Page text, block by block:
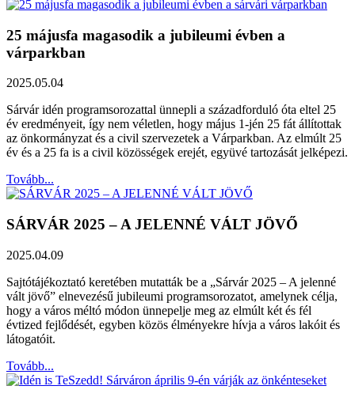
25 májusfa magasodik a jubileumi évben a
várparkban
2025.05.04
Sárvár idén programsorozattal ünnepli a századforduló óta eltel 25
év eredményeit, így nem véletlen, hogy május 1-jén 25 fát állítottak
az önkormányzat és a civil szervezetek a Várparkban. Az elmúlt 25
év és a 25 fa is a civil közösségek erejét, együvé tartozását jelképezi.
Tovább...
SÁRVÁR 2025 – A JELENNÉ VÁLT JÖVŐ
2025.04.09
Sajtótájékoztató keretében mutatták be a „Sárvár 2025 – A jelenné
vált jövő” elnevezésű jubileumi programsorozatot, amelynek célja,
hogy a város méltó módon ünnepelje meg az elmúlt két és fél
évtized fejlődését, egyben közös élményekre hívja a város lakóit és
látogatóit.
Tovább...